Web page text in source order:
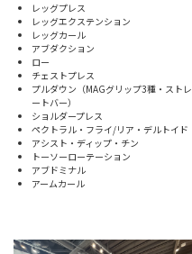
レッグプレス
レッグエクステンション
レッグカール
アブダクション
ロー
チェストプレス
プルダウン（MAGグリップ3種・ストレ
ートバー）
ショルダープレス
ペクトラル・フライ/リア・デルトイド
アシスト・ディップ・チン
トーソーローテーション
アブドミナル
アームカール